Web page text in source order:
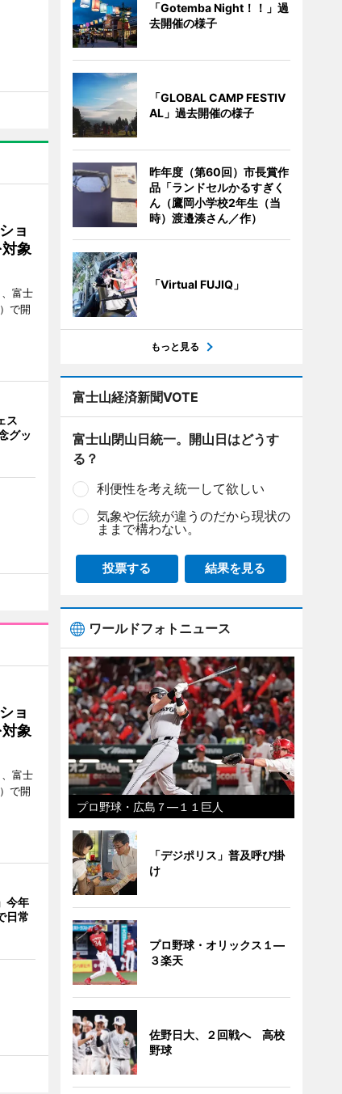
ョ
象
富士
で開
ス
グッ
ョ
象
富士
で開
今年
日常
「Gotemba Night！！」過
去開催の様子
「GLOBAL CAMP FESTIV
AL」過去開催の様子
昨年度（第60回）市長賞作
品「ランドセルかるすぎく
ん（鷹岡小学校2年生（当
時）渡邉湊さん／作）
「Virtual FUJIQ」
もっと見る
富士山経済新聞VOTE
富士山閉山日統一。開山日はどうす
る？
利便性を考え統一して欲しい
気象や伝統が違うのだから現状の
ままで構わない。
投票する 結果を見る
ワールドフォトニュース
プロ野球・広島７―１１巨人
「デジポリス」普及呼び掛
け
プロ野球・オリックス１―
３楽天
佐野日大、２回戦へ 高校
野球